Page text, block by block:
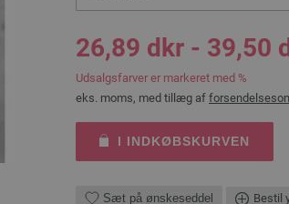
26,89 dkr - 39,50
Udsalgsfarver er markeret med %
eks. moms, med tillæg af
I INDKØBSKURVEN
Sæt på ønskeseddel Bestil